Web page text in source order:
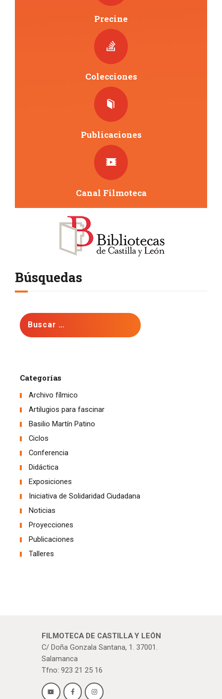
Precine
Colecciones
Publicaciones
Canal Filmoteca
Búsquedas
Buscar:
Categorías
Archivo fílmico
Artilugios para fascinar
Basilio Martín Patino
Ciclos
Conferencia
Didáctica
Exposiciones
Iniciativa de Solidaridad Ciudadana
Noticias
Proyecciones
Publicaciones
Talleres
FILMOTECA DE CASTILLA Y LEÓN
C/ Doña Gonzala Santana, 1. 37001.
Salamanca
Tfno: 923 21 25 16